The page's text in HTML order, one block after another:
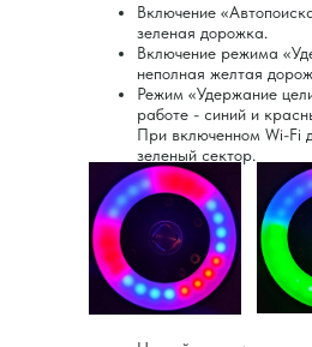
Включение
зеленая дорожка.
Включение режима
неполная желтая
Режим «Удержание
работе - синий и
При включенном Wi-Fi
зеленый сектор.